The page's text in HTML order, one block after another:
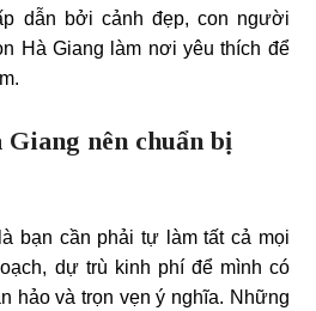
dẫn bởi cảnh đẹp, con người
Hà Giang làm nơi yêu thích để
nên chuẩn bị
bạn cần phải tự làm tất cả mọi
dự trù kinh phí để mình có
hảo và trọn vẹn ý nghĩa. Những